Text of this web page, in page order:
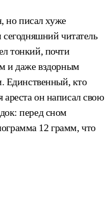
но писал хуже
читатель
тонкий, почти
и даже вздорным
Единственный, кто
он написал свою
перед сном
12 грамм, что